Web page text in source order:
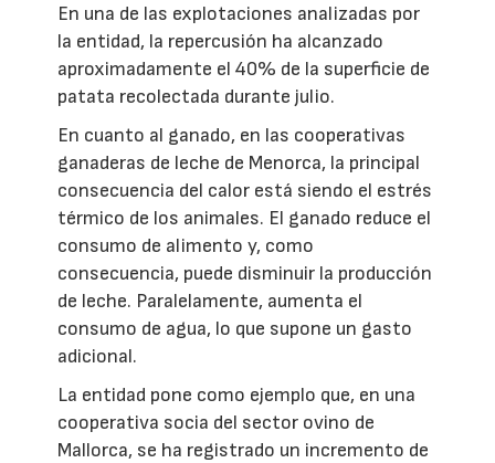
En una de las explotaciones analizadas por
la entidad, la repercusión ha alcanzado
aproximadamente el 40% de la superficie de
patata recolectada durante julio.
En cuanto al ganado, en las cooperativas
ganaderas de leche de Menorca, la principal
consecuencia del calor está siendo el estrés
térmico de los animales. El ganado reduce el
consumo de alimento y, como
consecuencia, puede disminuir la producción
de leche. Paralelamente, aumenta el
consumo de agua, lo que supone un gasto
adicional.
La entidad pone como ejemplo que, en una
cooperativa socia del sector ovino de
Mallorca, se ha registrado un incremento de